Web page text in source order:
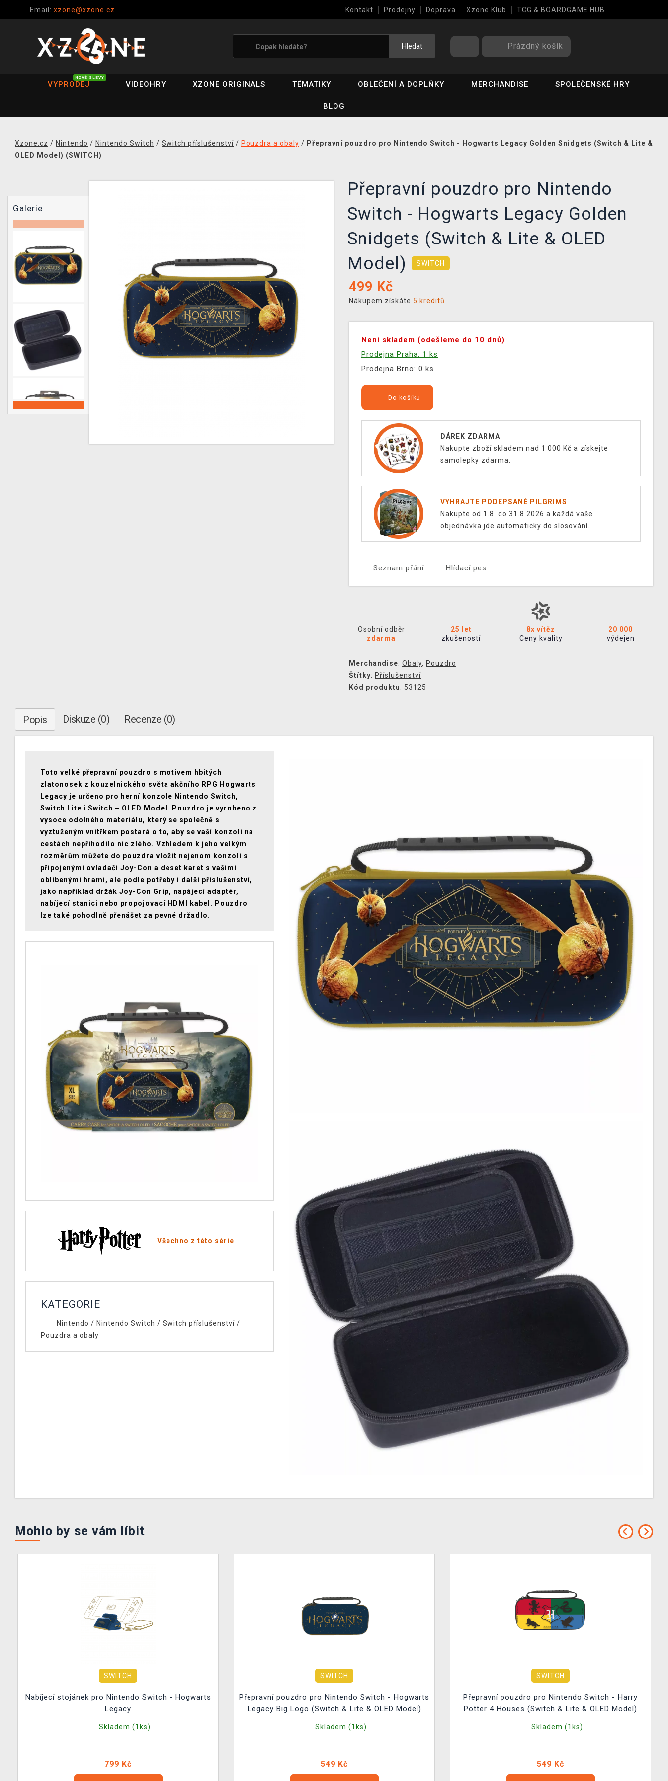
Email: xzone@xzone.cz Kontakt Prodejny Doprava Xzone Klub TCG & BOARDGAME HUB
Hledat Prázdný košík
VÝPRODEJ
NOVÉ SLEVY
VIDEOHRY XZONE ORIGINALS TÉMATIKY OBLEČENÍ A DOPLŇKY MERCHANDISE SPOLEČENSKÉ HRY
BLOG
Xzone.cz / Nintendo / Nintendo Switch / Switch příslušenství / Pouzdra a obaly / Přepravní pouzdro pro Nintendo Switch - Hogwarts Legacy Golden Snidgets (Switch & Lite &
OLED Model) (SWITCH)
Galerie
Přepravní pouzdro pro Nintendo
Switch - Hogwarts Legacy Golden
Snidgets (Switch & Lite & OLED
Model)
SWITCH
499 Kč
Nákupem získáte 5 kreditů
Není skladem (odešleme do 10 dnů)
Prodejna Praha: 1 ks
Prodejna Brno: 0 ks
Do košíku
DÁREK ZDARMA
Nakupte zboží skladem nad 1 000 Kč a získejte
samolepky zdarma.
VYHRAJTE PODEPSANÉ PILGRIMS
Nakupte od 1.8. do 31.8.2026 a každá vaše
objednávka jde automaticky do slosování.
Seznam přání Hlídací pes
Osobní odběr
zdarma
25 let
zkušeností
8x vítěz
Ceny kvality
20 000
výdejen
Merchandise: Obaly, Pouzdro
Štítky: Příslušenství
Kód produktu: 53125
Popis Diskuze (0) Recenze (0)
Toto velké přepravní pouzdro s motivem hbitých
zlatonosek z kouzelnického světa akčního RPG Hogwarts
Legacy je určeno pro herní konzole Nintendo Switch,
Switch Lite i Switch – OLED Model. Pouzdro je vyrobeno z
vysoce odolného materiálu, který se společně s
vyztuženým vnitřkem postará o to, aby se vaší konzoli na
cestách nepřihodilo nic zlého. Vzhledem k jeho velkým
rozměrům můžete do pouzdra vložit nejenom konzoli s
připojenými ovladači Joy-Con a deset karet s vašimi
oblíbenými hrami, ale podle potřeby i další příslušenství,
jako například držák Joy-Con Grip, napájecí adaptér,
nabíjecí stanici nebo propojovací HDMI kabel. Pouzdro
lze také pohodlně přenášet za pevné držadlo.
Všechno z této série
KATEGORIE
Nintendo / Nintendo Switch / Switch příslušenství/
Pouzdra a obaly
Mohlo by se vám líbit
SWITCH
Nabíjecí stojánek pro Nintendo Switch - Hogwarts
Legacy
Skladem (1ks)
799 Kč
SWITCH
Přepravní pouzdro pro Nintendo Switch - Hogwarts
Legacy Big Logo (Switch & Lite & OLED Model)
Skladem (1ks)
549 Kč
SWITCH
Přepravní pouzdro pro Nintendo Switch - Harry
Potter 4 Houses (Switch & Lite & OLED Model)
Skladem (1ks)
549 Kč